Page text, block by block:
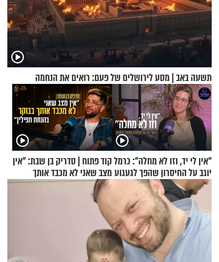
תשעה באב | מסע לירושלים של פעם: רואים את הנחמה
"אין לי יד, וזו לא מחלה": כרמל
יוגב על החיסרון שהפך לגעגוע
קוד פתוח | סדריק בן שבת: "אין
מצב שאני לא מכבד אותך
בבוקר בהנחת תפילין"